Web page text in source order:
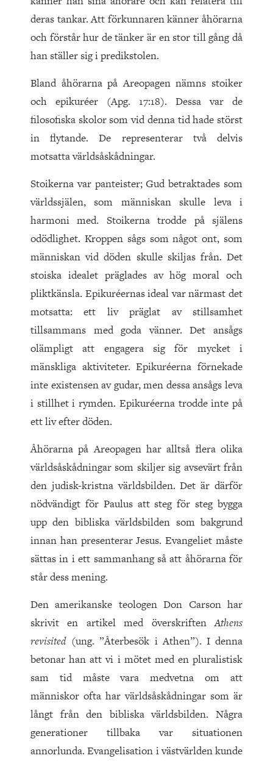
deras tankar. Att förkunnaren känner åhörarna
och förstår hur de tänker är en stor till gång då
han ställer sig i predikstolen.
Bland åhörarna på Areopagen nämns stoiker
och epikuréer (Apg. 17:18). Dessa var de
filosofiska skolor som vid denna tid hade störst
in flytande. De representerar två delvis
motsatta världsåskådningar.
Stoikerna var panteister; Gud betraktades som
världssjälen, som människan skulle leva i
harmoni med. Stoikerna trodde på själens
odödlighet. Kroppen sågs som något ont, som
människan vid döden skulle skiljas från. Det
stoiska idealet präglades av hög moral och
pliktkänsla. Epikuréernas ideal var närmast det
motsatta: ett liv präglat av stillsamhet
tillsammans med goda vänner. Det ansågs
olämpligt att engagera sig för mycket i
mänskliga aktiviteter. Epikuréerna förnekade
inte existensen av gudar, men dessa ansågs leva
i stillhet i rymden. Epikuréerna trodde inte på
ett liv efter döden.
Åhörarna på Areopagen har alltså flera olika
världsåskådningar som skiljer sig avsevärt från
den judisk-kristna världsbilden. Det är därför
nödvändigt för Paulus att steg för steg bygga
upp den bibliska världsbilden som bakgrund
innan han presenterar Jesus. Evangeliet måste
sättas in i ett sammanhang så att åhörarna för
står dess mening.
Den amerikanske teologen Don Carson har
skrivit en artikel med överskriftenAthens
revisited (ung. ”Återbesök i Athen”). I denna
betonar han att vi i mötet med en pluralistisk
sam tid måste vara medvetna om att
människor ofta har världsåskådningar som är
långt från den bibliska världsbilden. Några
generationer tillbaka var situationen
annorlunda. Evangelisation i västvärlden kunde